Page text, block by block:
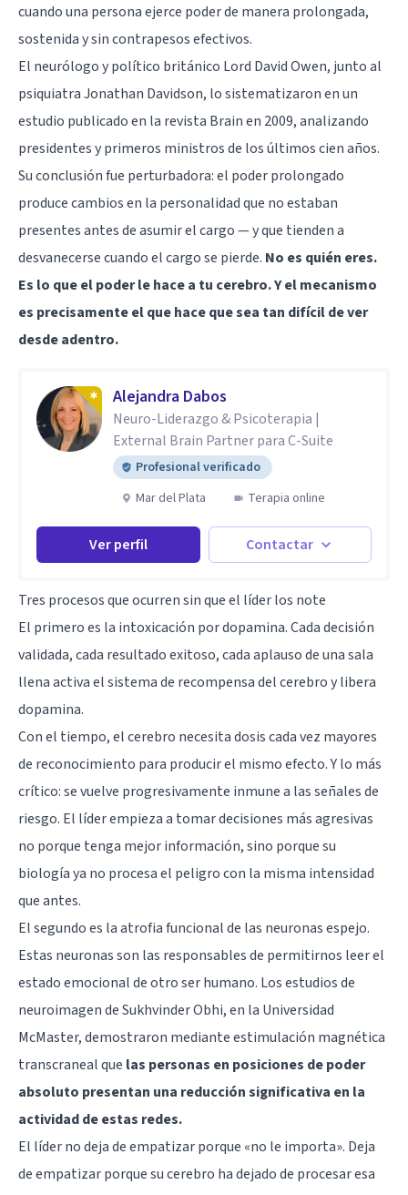
cuando una persona ejerce poder de manera prolongada,
sostenida y sin contrapesos efectivos.
El neurólogo y político británico Lord David Owen, junto al
psiquiatra Jonathan Davidson, lo sistematizaron en un
estudio publicado en la revista Brain en 2009, analizando
presidentes y primeros ministros de los últimos cien años.
Su conclusión fue perturbadora: el poder prolongado
produce cambios en la personalidad que no estaban
presentes antes de asumir el cargo — y que tienden a
desvanecerse cuando el cargo se pierde. No es quién eres.
Es lo que el poder le hace a tu cerebro. Y el mecanismo
es precisamente el que hace que sea tan difícil de ver
desde adentro.
Alejandra Dabos
Neuro-Liderazgo & Psicoterapia |
External Brain Partner para C-Suite
Profesional verificado
Mar del Plata
Terapia online
Ver perfil Contactar
Tres procesos que ocurren sin que el líder los note
El primero es la intoxicación por dopamina. Cada decisión
validada, cada resultado exitoso, cada aplauso de una sala
llena activa el sistema de recompensa del cerebro y libera
dopamina.
Con el tiempo, el cerebro necesita dosis cada vez mayores
de reconocimiento para producir el mismo efecto. Y lo más
crítico: se vuelve progresivamente inmune a las señales de
riesgo. El líder empieza a tomar decisiones más agresivas
no porque tenga mejor información, sino porque su
biología ya no procesa el peligro con la misma intensidad
que antes.
El segundo es la atrofia funcional de las neuronas espejo.
Estas neuronas son las responsables de permitirnos leer el
estado emocional de otro ser humano. Los estudios de
neuroimagen de Sukhvinder Obhi, en la Universidad
McMaster, demostraron mediante estimulación magnética
transcraneal que las personas en posiciones de poder
absoluto presentan una reducción significativa en la
actividad de estas redes.
El líder no deja de empatizar porque «no le importa». Deja
de empatizar porque su cerebro ha dejado de procesar esa